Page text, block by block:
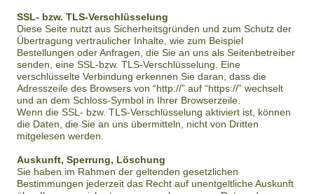
SSL- bzw. TLS-Verschlüsselung
Diese Seite nutzt aus Sicherheitsgründen und zum Schutz der
Übertragung vertraulicher Inhalte, wie zum Beispiel
Bestellungen oder Anfragen, die Sie an uns als Seitenbetreiber
senden, eine SSL-bzw. TLS-Verschlüsselung. Eine
verschlüsselte Verbindung erkennen Sie daran, dass die
Adresszeile des Browsers von “http://” auf “https://” wechselt
und an dem Schloss-Symbol in Ihrer Browserzeile.
Wenn die SSL- bzw. TLS-Verschlüsselung aktiviert ist, können
die Daten, die Sie an uns übermitteln, nicht von Dritten
mitgelesen werden.
Auskunft, Sperrung, Löschung
Sie haben im Rahmen der geltenden gesetzlichen
Bestimmungen jederzeit das Recht auf unentgeltliche Auskunft